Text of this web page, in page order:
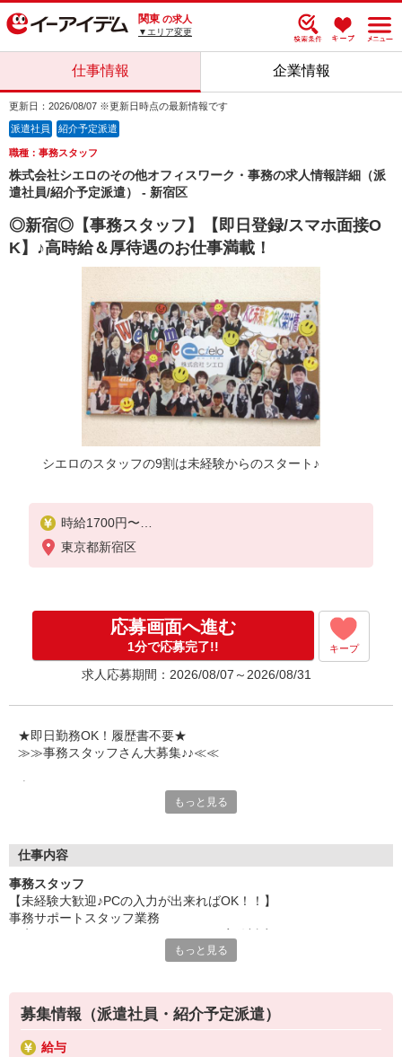
関東 の求人
▼エリア変更
仕事情報 企業情報
更新日：2026/08/07 ※更新日時点の最新情報です
派遣社員 紹介予定派遣
職種：事務スタッフ
株式会社シエロのその他オフィスワーク・事務の求人情報詳細（派
遣社員/紹介予定派遣） - 新宿区
◎新宿◎【事務スタッフ】【即日登録/スマホ面接O
K】♪高時給＆厚待遇のお仕事満載！
シエロのスタッフの9割は未経験からのスタート♪
時給1700円〜
※残業代支給
★交通費全額支給（社内規定あり）
入社祝い金10万円支給(規定有)
お友達を紹介頂くと,
インセンティブ支給(規定有)
゜・。○。・゜+゜・。○。・゜+゜
東京都新宿区
応募画面へ進む
1分で応募完了!! キープ
求人応募期間：2026/08/07～2026/08/31
★即日勤務OK！履歴書不要★
≫≫事務スタッフさん大募集♪♪≪≪
職場での不安や悩み事があれば
充実の福利厚生、各種施設利用の特典など、
お仕事以外も充実させたいあなたの味方です♪
【選べるお仕事いろいろ】
▼工場・製造・軽作業系
機械/食品製造・梱包・仕分け・加工・組立・検査
▼美容系
眉毛サロンのアイブロウ・ネイリスト・エステ
もっと見る
仕事内容
事務スタッフ
【未経験大歓迎♪PCの入力が出来ればOK！！】
事務サポートスタッフ業務
データ集計、入力
※電話対応：1日5件程度、メール対応：1日10件程度
※エスカレーション案件：モバイル料金系など
もっと見る
募集情報（派遣社員・紹介予定派遣）
給与